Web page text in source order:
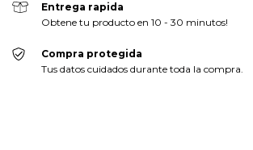
Entrega rapida
Obtene tu producto en 10 - 30 minutos!
Compra protegida
Tus datos cuidados durante toda la compra.